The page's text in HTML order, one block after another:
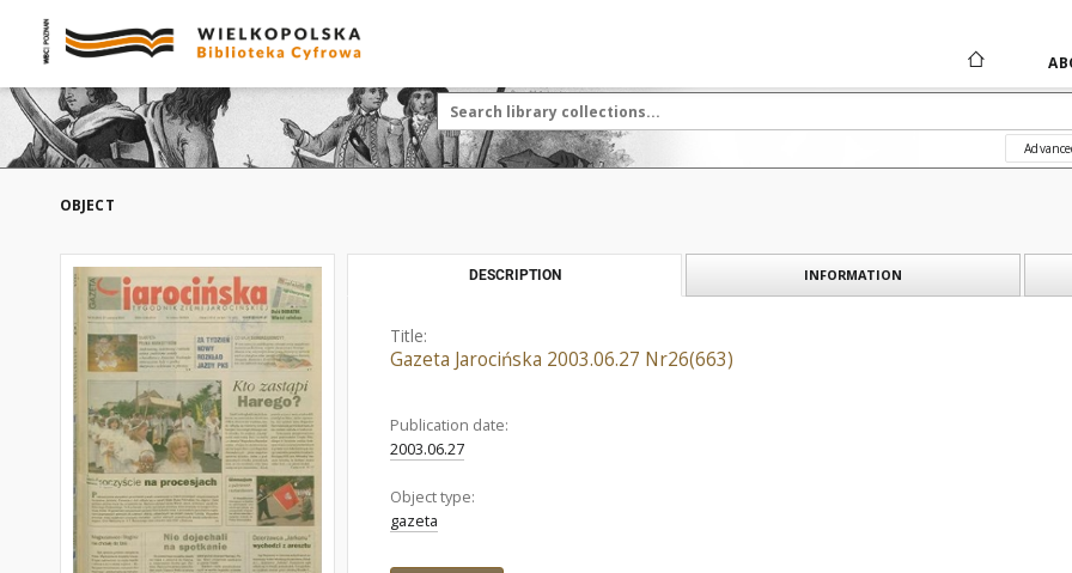
OBJECT
DESCRIPTION INFORMATION
Title:
Gazeta Jarocińska 2003.06.27 Nr26(663)
Publication date:
2003.06.27
Object type:
gazeta